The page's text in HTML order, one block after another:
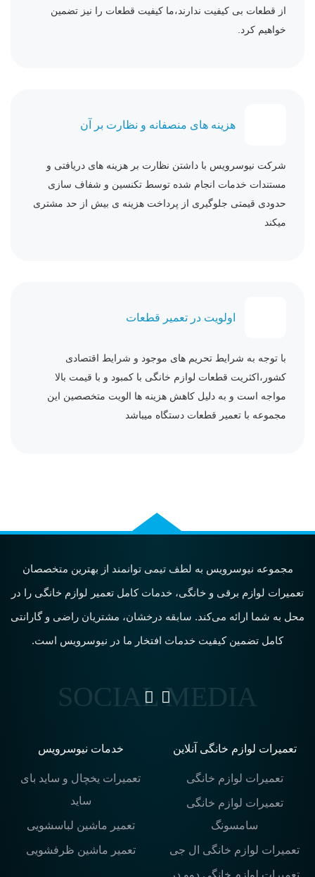
از قطعات بی کیفیت ندارند،ما کیفیت قطعات را نیز تضمین
خواهیم کرد.
هزینه های منصفانه و نظارت بر آن
شرکت نیوسرویس با داشتن نظارت بر هزینه های دریافتی و
مستندات خدمات انجام شده توسط تکنسین و شفاف سازی
حدودی قیمتی جلوگیری از پرداخت هزینه ی بیش از حد مشتری
میکند
اولویت در تعمیر قطعات
با توجه به شرایط تحریم های موجود و شرایط اقتصادی
کشور،اکثریت قطعات لوازم خانگی با کمبود و با قیمت بالا
مواجه است و به دلیل کاهش هزینه ها الویت متخصصین این
مجموعه با تعمیر قطعات دستگاه میباشد
تعمیرات لوازم خانگی آنلاین
تعمیرات لوازم خانگی
تعمیرات لوازم خانگی
سامسونگ
تعمیرات لوازم خانگی ال جی
تعمیرات لوازم خانگی دوو در
مجموعه نیوسرویس به لطف تیمی توانمند از بهترین متخصصان
تعمیرات لوازم برقی و خانگی، خدمات کامل تعمیر لوازم خانگی را در
محل به شما ارائه می‌کند. سابقه درخشان، مشتریان راضی و گارانتی
کامل تضمین کیفیت خدمات افتخار ما در نیوسرویس است.
خدمات نیوسرویس
تعمیرات یخچال و ساید بای
ساید
تعمیر ماشین لباسشویی
تعمیر ماشین ظرفشویی